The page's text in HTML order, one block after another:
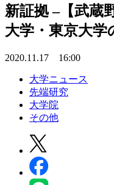
新証拠 –【武蔵
大学・東京大学
2020.11.17 16:00
大学ニュース
先端研究
大学院
その他